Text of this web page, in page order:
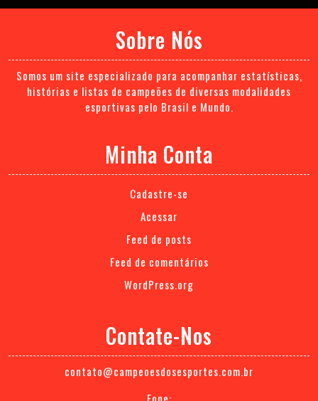
Sobre Nós
Somos um site especializado para acompanhar estatísticas,
histórias e listas de campeões de diversas modalidades
esportivas pelo Brasil e Mundo.
Minha Conta
Cadastre-se
Acessar
Feed de posts
Feed de comentários
WordPress.org
Contate-Nos
contato@campeoesdosesportes.com.br